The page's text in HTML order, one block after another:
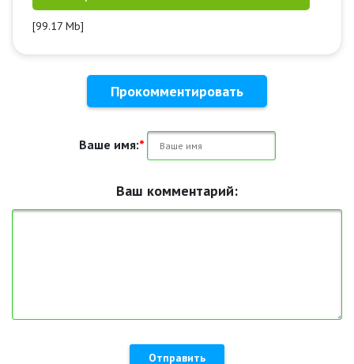
[99.17 Mb]
Прокомментировать
Ваше имя:*
Ваш комментарий:
Отправить